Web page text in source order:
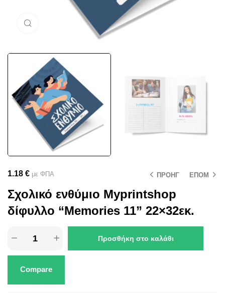
ΠΡΟΗΓ ΕΠΟΜ
1.18 € με ΦΠΑ
Σχολικό ενθύμιο Myprintshop
δίφυλλο “Memories 11” 22×32εκ.
Προσθήκη στο καλάθι
Compare